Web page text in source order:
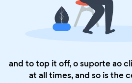
and to top it off, o suporte ao
at all times, and so is the